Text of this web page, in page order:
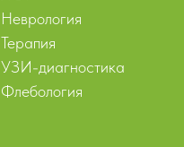
Неврология
Терапия
УЗИ-диагностика
Флебология